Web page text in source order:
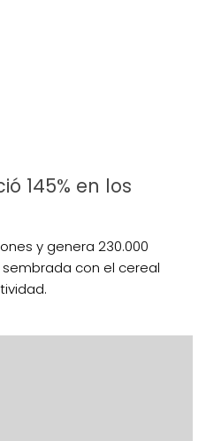
145% en los
y genera 230.000
con el cereal